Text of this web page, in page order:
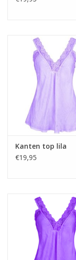
Kanten top lila
€19,95